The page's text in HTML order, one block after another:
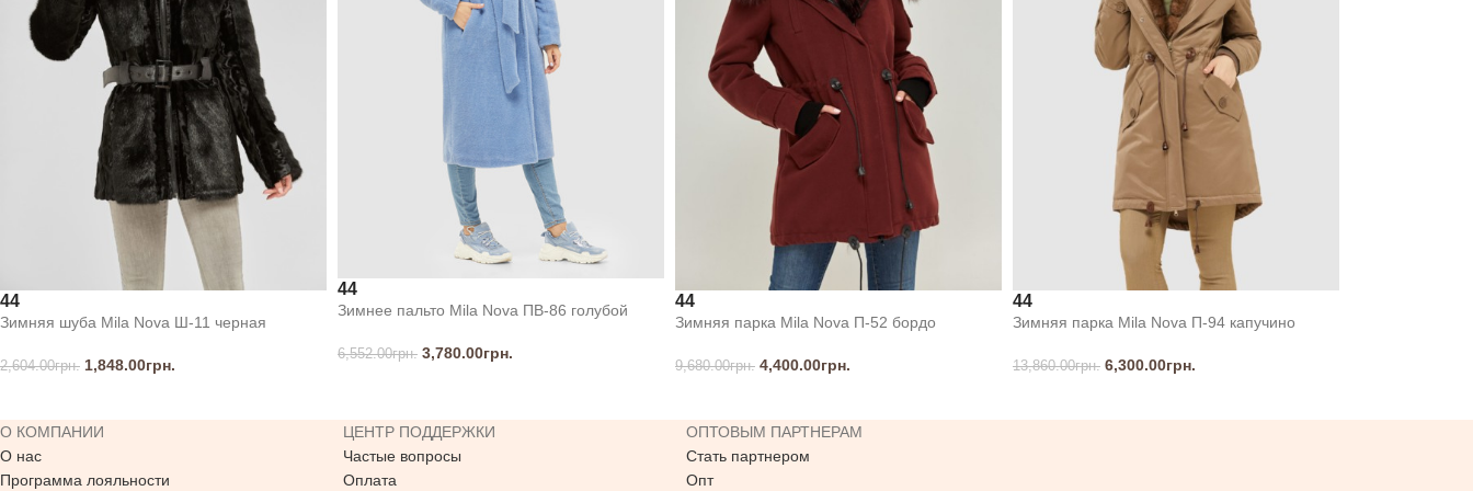
44
Зимняя шуба Mila Nova Ш-11 черная
2,604.00грн. 1,848.00грн.
44
Зимнее пальто Mila Nova ПВ-86 голубой
6,552.00грн. 3,780.00грн.
44
Зимняя парка Mila Nova П-52 бордо
9,680.00грн. 4,400.00грн.
44
Зимняя парка Mila Nova П-94 капучино
13,860.00грн. 6,300.00грн.
О КОМПАНИИ
О нас
Программа лояльности
ЦЕНТР ПОДДЕРЖКИ
Частые вопросы
Оплата
ОПТОВЫМ ПАРТНЕРАМ
Стать партнером
Опт